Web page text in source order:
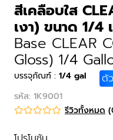
สีเคลือบใส
เงา) ขนาด 1/4
Base CLEAR
Gloss) 1/4
บรรจุภัณฑ์ : 1/4 gal ตั
รหัส: 1K9001
รีวิวทั้งหมด (